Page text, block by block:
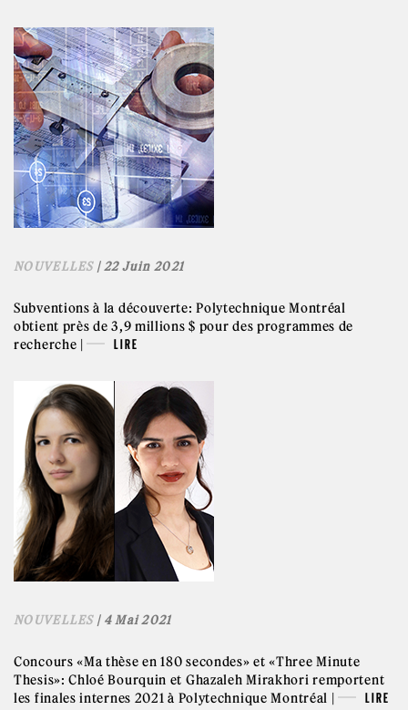
NOUVELLES| 22 Juin 2021
Subventions à la découverte: Polytechnique Montréal
obtient près de 3,9 millions $ pour des programmes de
recherche |
LIRE
NOUVELLES| 4 Mai 2021
Concours «Ma thèse en 180 secondes» et «Three Minute
Thesis»: Chloé Bourquin et Ghazaleh Mirakhori remportent
les finales internes 2021 à Polytechnique Montréal |
LIRE